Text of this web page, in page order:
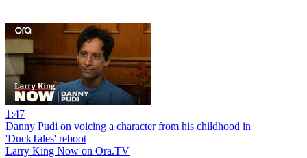
1:47
Danny Pudi on voicing a character from his childhood in
'DuckTales' reboot
Larry King Now on Ora.TV